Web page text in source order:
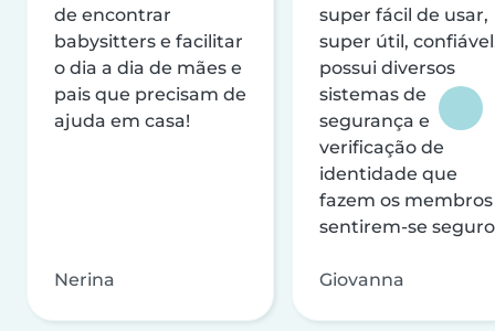
de encontrar
babysitters e facilitar
o dia a dia de mães e
pais que precisam de
ajuda em casa!
Nerina
super fácil de usar,
super útil,
possui diversos
sistemas de
segurança e
verificação de
identidade que
fazem os membros
sentirem-se
Giovanna